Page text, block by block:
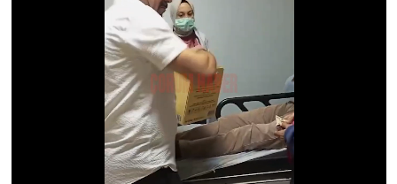
Popüler
Programlar